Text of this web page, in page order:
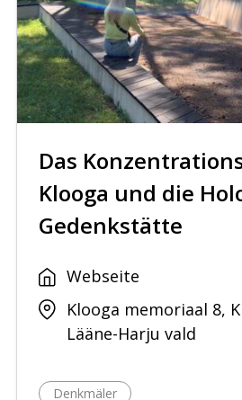
Das
Klooga und die
Gedenkstätte
Webseite
Klooga memoriaal 8,
Lääne-Harju vald
Denkmäler